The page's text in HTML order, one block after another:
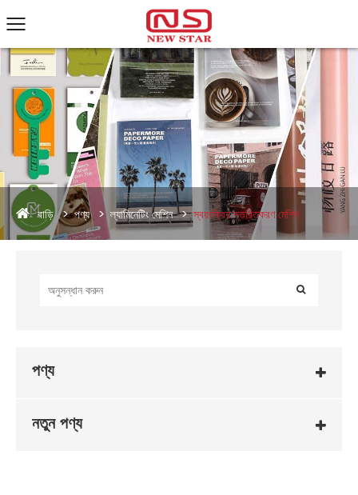
বাড়ি পণ্য ল্যামিনেটিং মেশিন স্বয়ংক্রিয় স্তরিতকরণ মেশিন
পণ্য
নতুন পণ্য